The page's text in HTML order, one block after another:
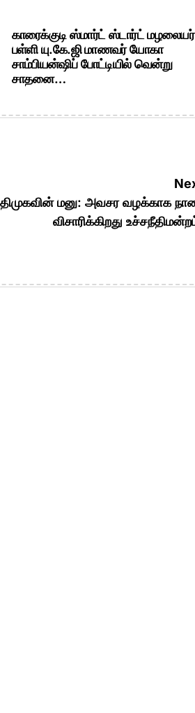
காரைக்குடி ஸ்மார்ட் ஸ்டார்ட் மழலையர்
பள்ளி யு.கே.ஜி மாணவர் யோகா
சாம்பியன்ஷிப் போட்டியில் வென்று
சாதனை…
மனு: அவசர வழக்காக
விசாரிக்கிறது